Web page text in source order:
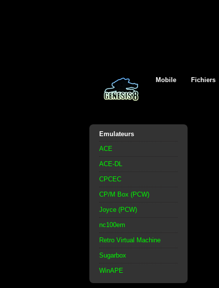
Mobile Fichiers
Emulateurs
ACE
ACE-DL
CPCEC
CP/M Box (PCW)
Joyce (PCW)
nc100em
Retro Virtual Machine
Sugarbox
WinAPE